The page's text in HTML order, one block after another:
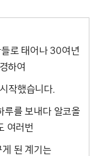
로 태어나 30여년
하여
작했습니다.
루를 보내다 알코올
여러번
된 계기는